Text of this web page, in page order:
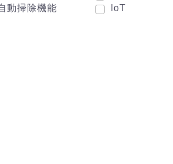
動掃除機能 IoT